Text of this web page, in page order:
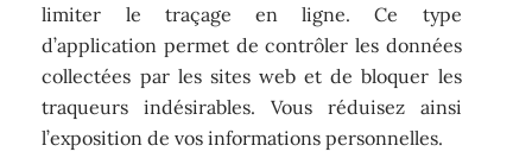
limiter le traçage en ligne. Ce type
d’application permet de contrôler les données
collectées par les sites web et de bloquer les
traqueurs indésirables. Vous réduisez ainsi
l’exposition de vos informations personnelles.